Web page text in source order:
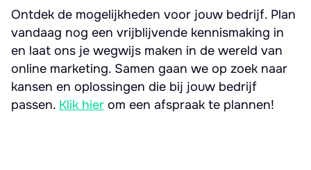
Ontdek de mogelijkheden voor jouw bedrijf. Plan
vandaag nog een vrijblijvende kennismaking in
en laat ons je wegwijs maken in de wereld van
online marketing. Samen gaan we op zoek naar
kansen en oplossingen die bij jouw bedrijf
passen. Klik hier om een afspraak te plannen!